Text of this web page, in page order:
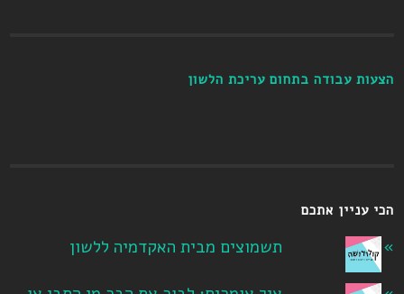
הצעות עבודה בתחום עריכת הלשון
הכי עניין אתכם
תשמוצים מבית האקדמיה ללשון